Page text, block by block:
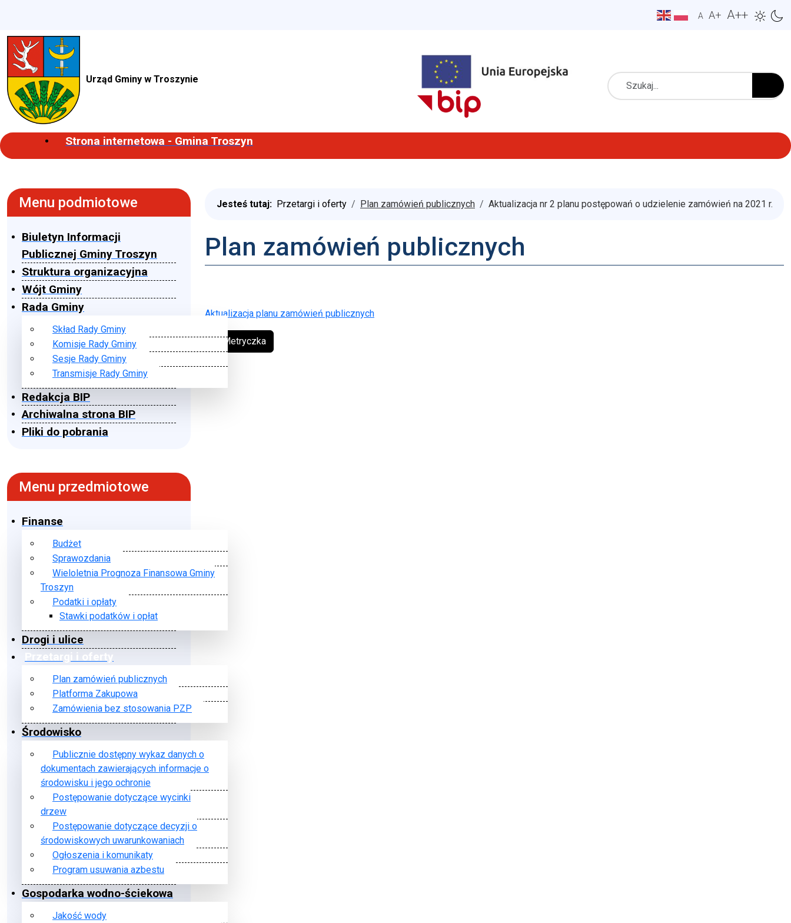
A A+ A++
Urząd Gminy w Troszynie
Szukaj
Strona internetowa - Gmina Troszyn
Menu podmiotowe
Biuletyn Informacji
Publicznej Gminy Troszyn
Struktura organizacyjna
Wójt Gminy
Rada Gminy
Skład Rady Gminy
Komisje Rady Gminy
Sesje Rady Gminy
Transmisje Rady Gminy
Redakcja BIP
Archiwalna strona BIP
Pliki do pobrania
Menu przedmiotowe
Finanse
Budżet
Sprawozdania
Wieloletnia Prognoza Finansowa Gminy
Troszyn
Podatki i opłaty
Stawki podatków i opłat
Drogi i ulice
Przetargi i oferty
Plan zamówień publicznych
Platforma Zakupowa
Zamówienia bez stosowania PZP
Środowisko
Publicznie dostępny wykaz danych o
dokumentach zawierających informacje o
środowisku i jego ochronie
Postępowanie dotyczące wycinki
drzew
Postępowanie dotyczące decyzji o
środowiskowych uwarunkowaniach
Ogłoszenia i komunikaty
Program usuwania azbestu
Gospodarka wodno-ściekowa
Jakość wody
Jesteś tutaj: Przetargi i oferty Plan zamówień publicznych Aktualizacja nr 2 planu postępowań o udzielenie zamówień na 2021 r.
Plan zamówień publicznych
Aktualizacja planu zamówień publicznych
➔ Metryczka